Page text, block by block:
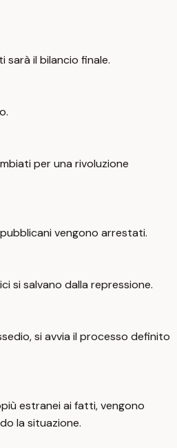
il bilancio finale.
per una rivoluzione
vengono arrestati.
si salvano dalla repressione.
si avvia il processo definito
estranei ai fatti, vengono
la situazione.